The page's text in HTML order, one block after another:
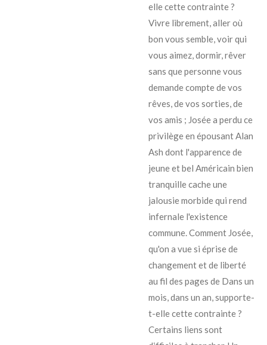
elle cette contrainte ?
Vivre librement, aller où
bon vous semble, voir qui
vous aimez, dormir, rêver
sans que personne vous
demande compte de vos
rêves, de vos sorties, de
vos amis ; Josée a perdu ce
privilège en épousant Alan
Ash dont l'apparence de
jeune et bel Américain bien
tranquille cache une
jalousie morbide qui rend
infernale l'existence
commune. Comment Josée,
qu'on a vue si éprise de
changement et de liberté
au fil des pages de Dans un
mois, dans un an, supporte-
t-elle cette contrainte ?
Certains liens sont